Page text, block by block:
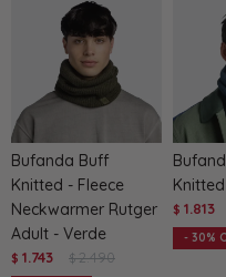
Bufanda Buff
Knitted - Fleece
Neckwarmer Rutger
Adult - Verde
$ 1.743 $ 2.490
$ 1.813
30